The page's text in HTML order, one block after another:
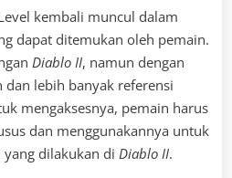
kembali muncul dalam
dapat ditemukan oleh pemain.
Diablo II, namun dengan
lebih banyak referensi
mengaksesnya, pemain harus
dan menggunakannya untuk
dilakukan di Diablo II.